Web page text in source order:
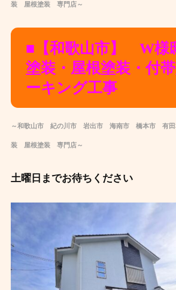
装 屋根塗装 専門店～
■【和歌山市】 W
塗装・屋根塗装・付
ーキング工事
～和歌山市 紀の川市 岩出市 海南市 橋本市 有
装 屋根塗装 専門店～
土曜日までお待ちください